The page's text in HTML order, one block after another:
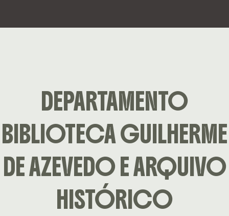
DEPARTAMENTO
BIBLIOTECA GUILHERME
DE AZEVEDO E ARQUIVO
HISTÓRICO